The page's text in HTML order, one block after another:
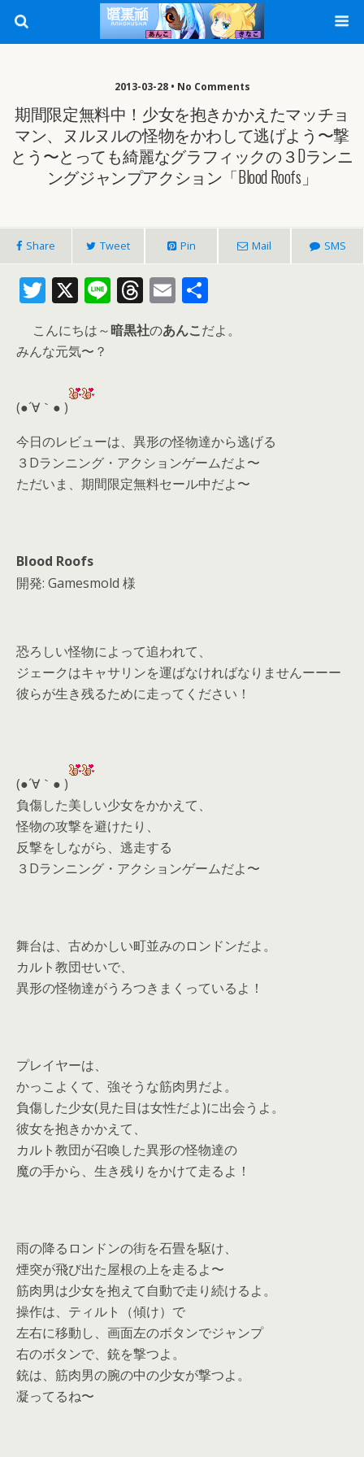
2013-03-28 • No Comments
期間限定無料中！少女を抱きかかえたマッチョ
マン、ヌルヌルの怪物をかわして逃げよう〜撃
とう〜とっても綺麗なグラフィックの３Dランニ
ングジャンプアクション「Blood Roofs」
Share Tweet Pin Mail SMS
T
w
itt
er
X Li
n
e
T
h
re
E
m
ai
有
こんにちは～暗黒社のあんこだよ。
みんな元気〜？
(●´∀｀● )
今日のレビューは、異形の怪物達から逃げる
３Dランニング・アクションゲームだよ〜
ただいま、期間限定無料セール中だよ〜
Blood Roofs
開発: Gamesmold 様
恐ろしい怪物によって追われて、
ジェークはキャサリンを運ばなければなりませんーーー
彼らが生き残るために走ってください！
(●´∀｀● )
負傷した美しい少女をかかえて、
怪物の攻撃を避けたり、
反撃をしながら、逃走する
３Dランニング・アクションゲームだよ〜
舞台は、古めかしい町並みのロンドンだよ。
カルト教団せいで、
異形の怪物達がうろつきまくっているよ！
プレイヤーは、
かっこよくて、強そうな筋肉男だよ。
負傷した少女(見た目は女性だよ)に出会うよ。
彼女を抱きかかえて、
カルト教団が召喚した異形の怪物達の
魔の手から、生き残りをかけて走るよ！
雨の降るロンドンの街を石畳を駆け、
煙突が飛び出た屋根の上を走るよ〜
筋肉男は少女を抱えて自動で走り続けるよ。
操作は、ティルト（傾け）で
左右に移動し、画面左のボタンでジャンプ
右のボタンで、銃を撃つよ。
銃は、筋肉男の腕の中の少女が撃つよ。
凝ってるね〜